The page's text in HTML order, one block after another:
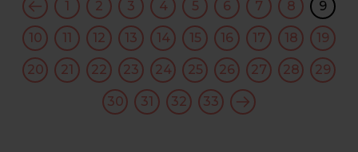
1 2 3 4 5 6 7 8 9
10 11 12 13 14 15 16 17 18 19
20 21 22 23 24 25 26 27 28 29
30 31 32 33